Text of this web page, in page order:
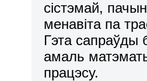
сістэмай,
менавіта па
Гэта сапраўды
амаль
працэсу.